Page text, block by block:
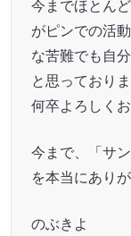
今までほとん
がピンでの活
な苦難でも自
と思っておりま
何卒よろしく
今まで、「サ
を本当にあり
のぶきよ